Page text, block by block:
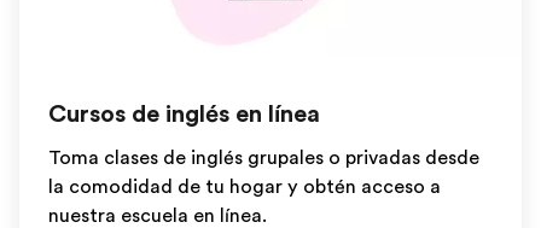
Cursos de inglés en línea
Toma clases de inglés grupales o privadas desde
la comodidad de tu hogar y obtén acceso a
nuestra escuela en línea.